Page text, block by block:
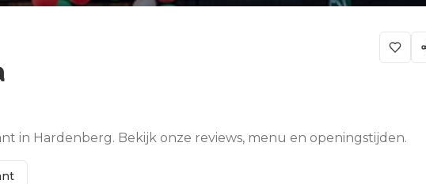
in Hardenberg. Bekijk onze reviews, menu en openingstijden.